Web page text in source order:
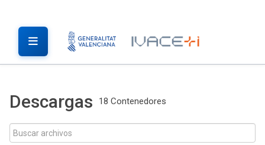
Descargas 18 Contenedores